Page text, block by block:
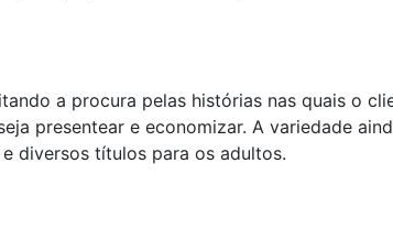
a procura pelas histórias nas quais o
presentear e economizar. A variedade
diversos títulos para os adultos.